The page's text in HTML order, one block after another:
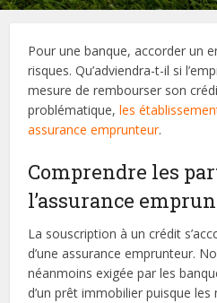
Pour une banque, accorder un
risques. Qu’adviendra-t-il si
mesure de rembourser son
problématique,les
assurance emprunteur.
Comprendre les
l’assurance
La souscription à un crédit
d’une assurance emprunteur.
néanmoins exigée par les
d’un prêt immobilier puisque